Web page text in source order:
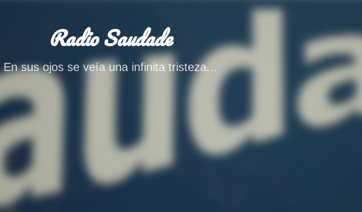
Ir al contenido principal
Radio Saudade
En sus ojos se veía una infinita tristeza...